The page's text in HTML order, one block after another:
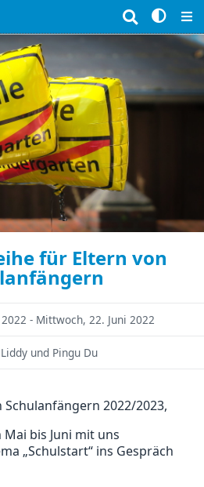
Suchbegriffe
für Eltern von
- Mittwoch, 22. Juni 2022
und Pingu Du
2022/2023,
bis Juni mit uns
„Schulstart“ ins Gespräch